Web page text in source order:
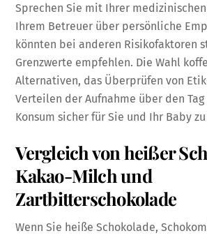
Sprechen Sie mit Ihrer
Ihrem Betreuer über persönliche
könnten bei anderen Risikofaktoren
Grenzwerte empfehlen. Die Wahl
Alternativen, das Überprüfen von
Verteilen der Aufnahme über den
Konsum sicher für Sie und Ihr Baby
Vergleich von heißer
Kakao-Milch und
Zartbitterschokolade
Wenn Sie heiße Schokolade,